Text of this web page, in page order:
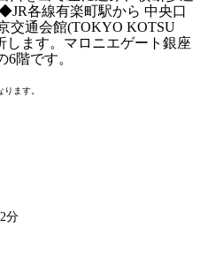
各線有楽町駅から 中央口
交通会館(TOKYO KOTSU
ます。マロニエゲート銀座
階です。
ます。
分